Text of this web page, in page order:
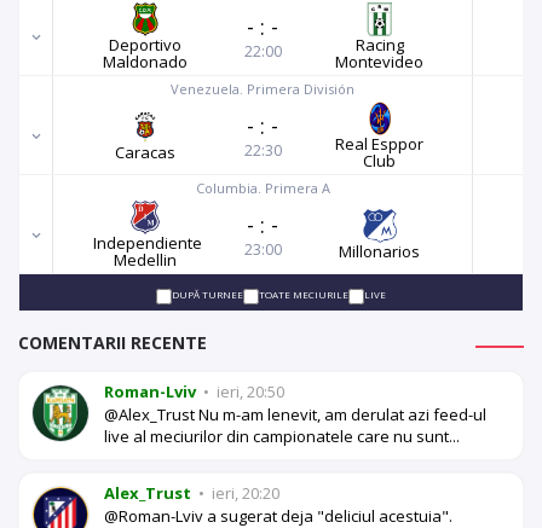
Deportivo
Maldonado
- : -
22:00 Racing
Montevideo
Venezuela. Primera División
Caracas
- : -
22:30 Real Esppor
Club
Columbia. Primera A
Independiente
Medellin
- : -
23:00 Millonarios
DUPĂ TURNEE TOATE MECIURILE LIVE
COMENTARII RECENTE
Roman-Lviv • ieri, 20:50
@Alex_Trust Nu m-am lenevit, am derulat azi feed-ul
live al meciurilor din campionatele care nu sunt...
Alex_Trust • ieri, 20:20
@Roman-Lviv a sugerat deja "deliciul acestuia".